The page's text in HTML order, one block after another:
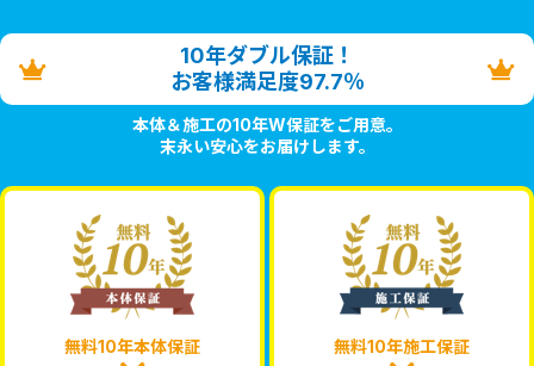
10年ダブル保証！
お客様満足度97.7％
本体＆施工の10年W保証をご用意。
末永い安心をお届けします。
無料10年本体保証 無料10年施工保証